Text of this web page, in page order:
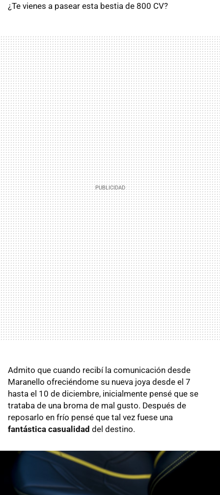
¿Te vienes a pasear esta bestia de 800 CV?
Admito que cuando recibí la comunicación desde
Maranello ofreciéndome su nueva joya desde el 7
hasta el 10 de diciembre, inicialmente pensé que se
trataba de una broma de mal gusto. Después de
reposarlo en frío pensé que tal vez fuese una
fantástica casualidad del destino.